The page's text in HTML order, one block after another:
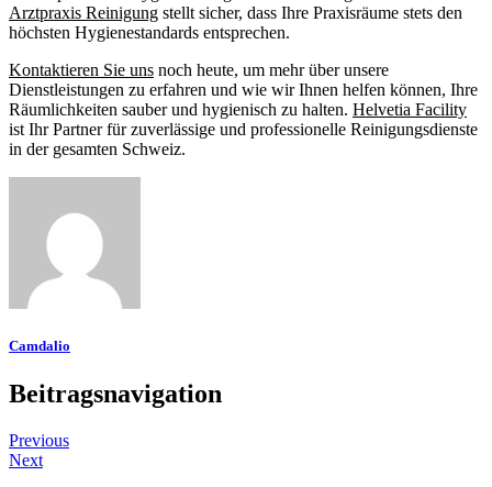
Arztpraxis Reinigung stellt sicher, dass Ihre Praxisräume stets den
höchsten Hygienestandards entsprechen.
Kontaktieren Sie uns noch heute, um mehr über unsere
Dienstleistungen zu erfahren und wie wir Ihnen helfen können, Ihre
Räumlichkeiten sauber und hygienisch zu halten. Helvetia Facility
ist Ihr Partner für zuverlässige und professionelle Reinigungsdienste
in der gesamten Schweiz.
Camdalio
Beitragsnavigation
Previous
Next